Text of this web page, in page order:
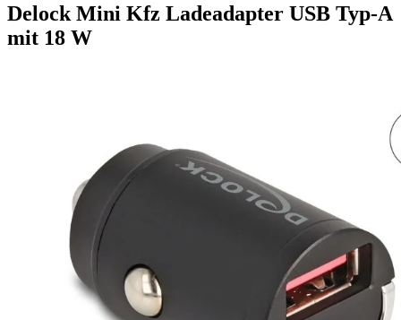
Delock Mini Kfz Ladeadapter USB Typ-A
mit 18 W